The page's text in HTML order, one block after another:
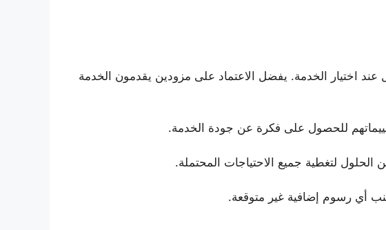
عند اختيار الخدمة. يفضل الاعتماد على مزودين يقدمون الخدمة
للحصول على فكرة عن جودة الخدمة.
لتغطية جميع الاحتياجات المحتملة.
أي رسوم إضافية غير متوقعة.